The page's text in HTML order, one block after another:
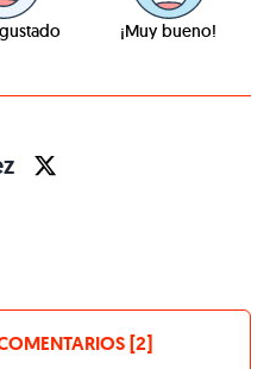
¡Muy bueno!
[2]